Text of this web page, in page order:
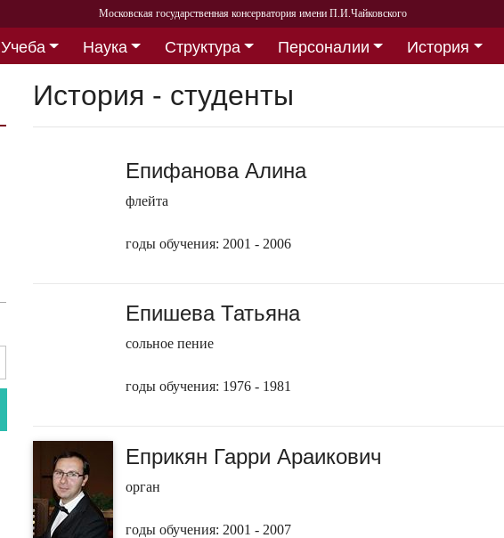
Московская государственная консерватория имени П.И.Чайковского
Учеба Наука Структура Персоналии
История
История - студенты
Епифанова Алина
флейта
годы обучения: 2001 - 2006
Епишева Татьяна
сольное пение
годы обучения: 1976 - 1981
Еприкян Гарри Араикович
орган
годы обучения: 2001 - 2007